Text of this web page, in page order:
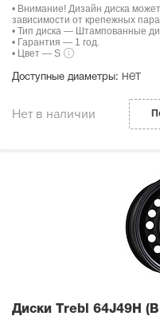
• Внимание! Дизайн диска
зависимости от крепежных
• Тип диска — Штампованные
• Гарантия — 1 год.
• Цвет — S
Доступные диаметры: нет
Нет в наличии
Диски Тrebl 64J49H